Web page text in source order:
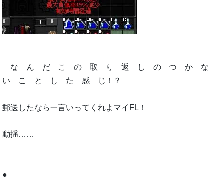
な ん だ こ の 取 り 返 し の つ か な
い こ と し た 感 じ！？
郵送したなら一言いってくれよマイFL！
動揺……
●